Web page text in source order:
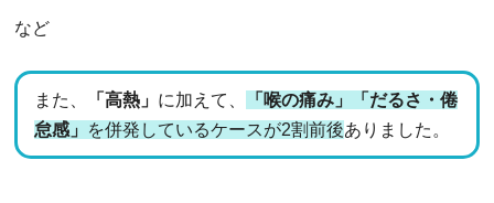
など
また、 「高熱」 に加えて、
「喉の痛み」「だるさ・倦
怠感」 を併発しているケースが2割前後ありました。